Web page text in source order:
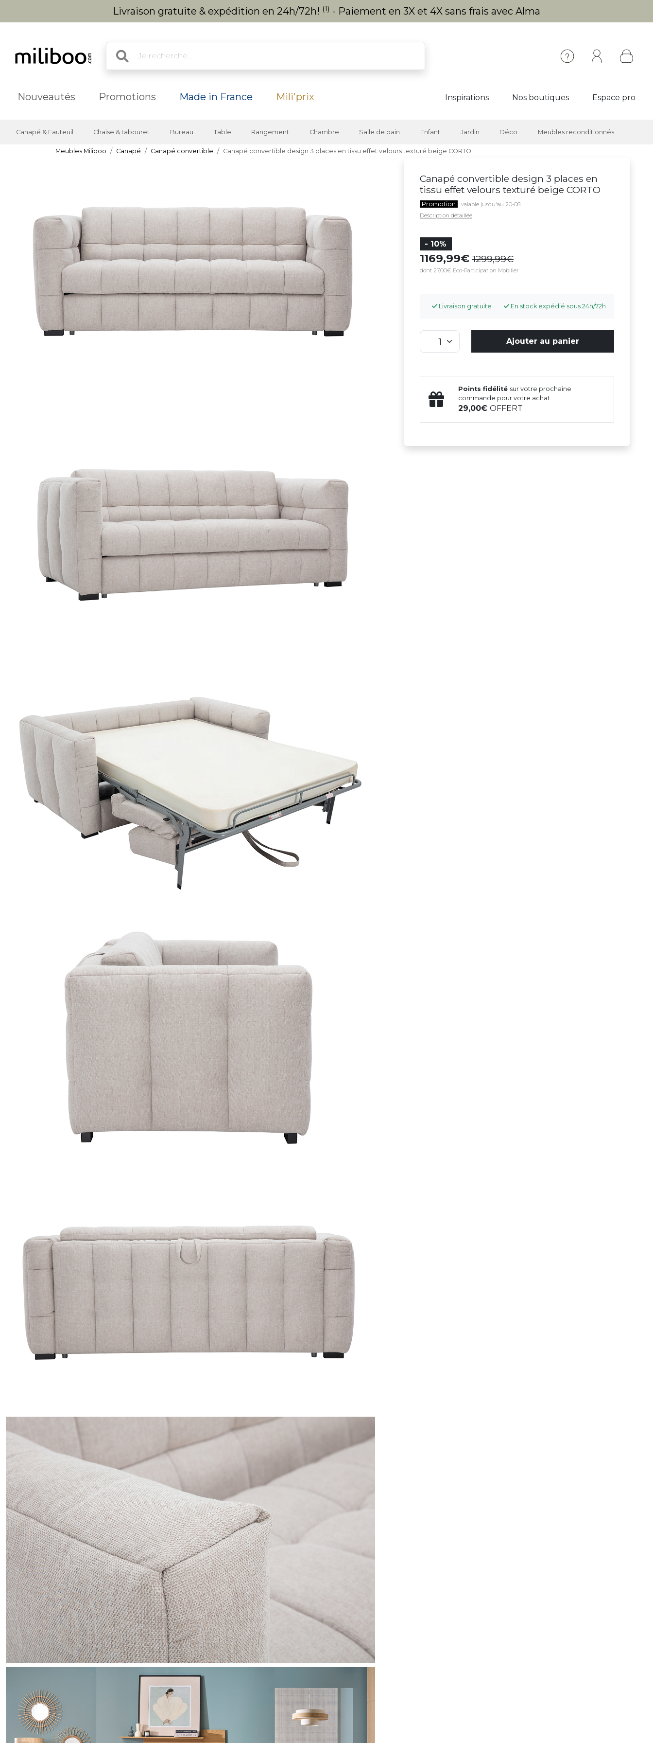
Livraison gratuite & expédition en 24h/72h! (1) - Paiement en 3X et 4X sans frais avec Alma
Nouveautés Promotions Made in France Mili'prix Inspirations Nos boutiques Espace pro
Canapé & Fauteuil Chaise & tabouret Bureau Table Rangement Chambre Salle de bain Enfant Jardin Déco Meubles reconditionnés
Meubles Miliboo Canapé Canapé convertible Canapé convertible design 3 places en tissu effet velours texturé beige CORTO
Canapé convertible design 3 places en
tissu effet velours texturé beige CORTO
Promotion
valable jusqu'au 20-08
Description détaillée
- 10%
1169,99 1299,99
dont 27,00€ Eco-Participation Mobilier
Livraison gratuite En stock expédié sous 24h/72h
Ajouter au panier
Points fidélité sur votre prochaine
commande pour votre achat
29,00OFFERT